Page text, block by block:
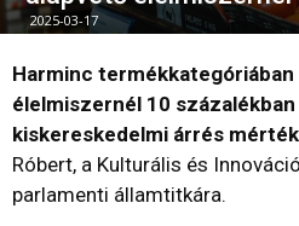
2025-03-17
Harminc
élelmiszernél 10
kiskereskedelmi árrés
Róbert, a Kulturális és
parlamenti államtitkára.